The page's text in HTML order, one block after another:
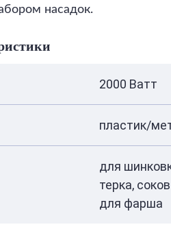
насадок.
2000 Ватт
пластик/
для
терка,
для фарша